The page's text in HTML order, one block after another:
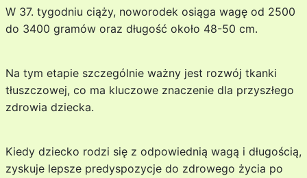
W 37. tygodniu ciąży, noworodek osiąga wagę od 2500
do 3400 gramów oraz długość około 48-50 cm.
Na tym etapie szczególnie ważny jest rozwój tkanki
tłuszczowej, co ma kluczowe znaczenie dla przyszłego
zdrowia dziecka.
Kiedy dziecko rodzi się z odpowiednią wagą i długością,
zyskuje lepsze predyspozycje do zdrowego życia po